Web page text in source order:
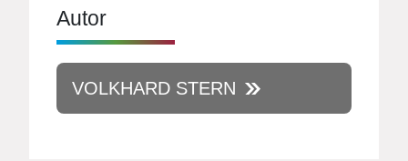
Autor
VOLKHARD STERN